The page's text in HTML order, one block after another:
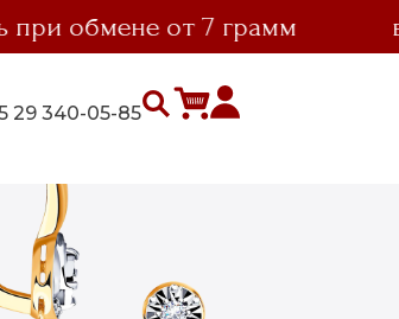
обмене от 7 грамм
29 340-05-85